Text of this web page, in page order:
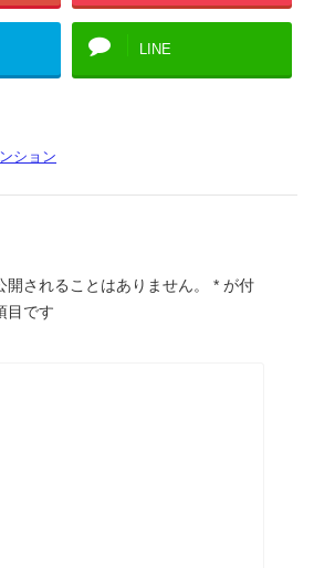
LINE
ション
開されることはありません。 * が付
目です